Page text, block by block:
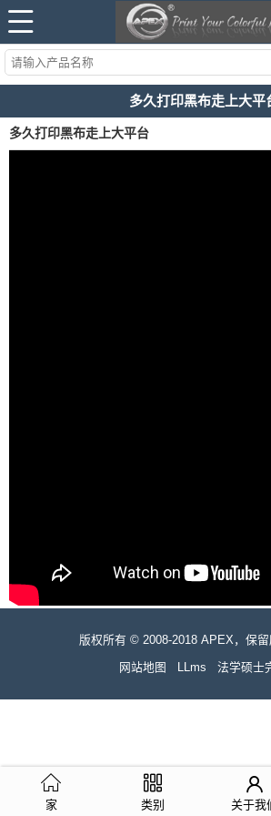
多久打印黑布走上大平
多久打印黑布走上大平台
版权所有 © 2008-2018 APEX，保留
网站地图
LLms 法学硕士
家 类别 关于我